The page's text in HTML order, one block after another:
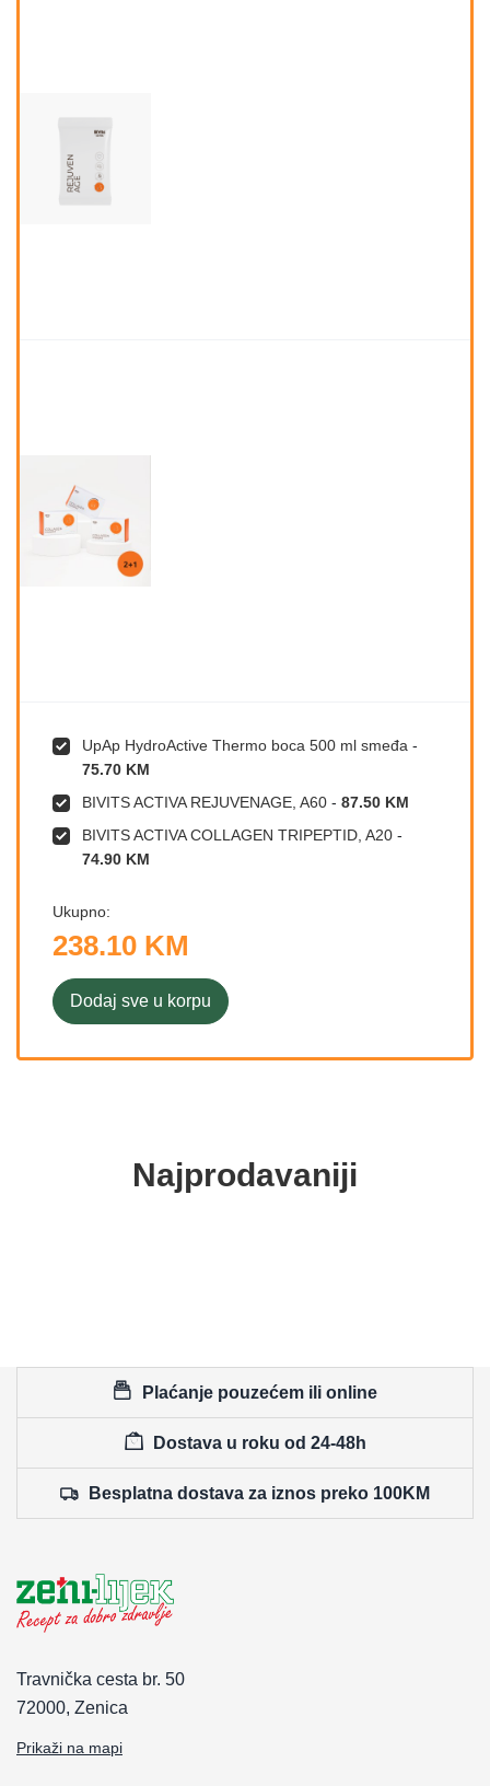
UpAp HydroActive Thermo boca 500 ml smeđa -
75.70 KM
BIVITS ACTIVA REJUVENAGE, A60 - 87.50 KM
BIVITS ACTIVA COLLAGEN TRIPEPTID, A20 -
74.90 KM
Ukupno:
238.10 KM
Dodaj sve u korpu
Najprodavaniji
Plaćanje pouzećem ili online
Dostava u roku od 24-48h
Besplatna dostava za iznos preko 100KM
Travnička cesta br. 50
72000, Zenica
Prikaži na mapi